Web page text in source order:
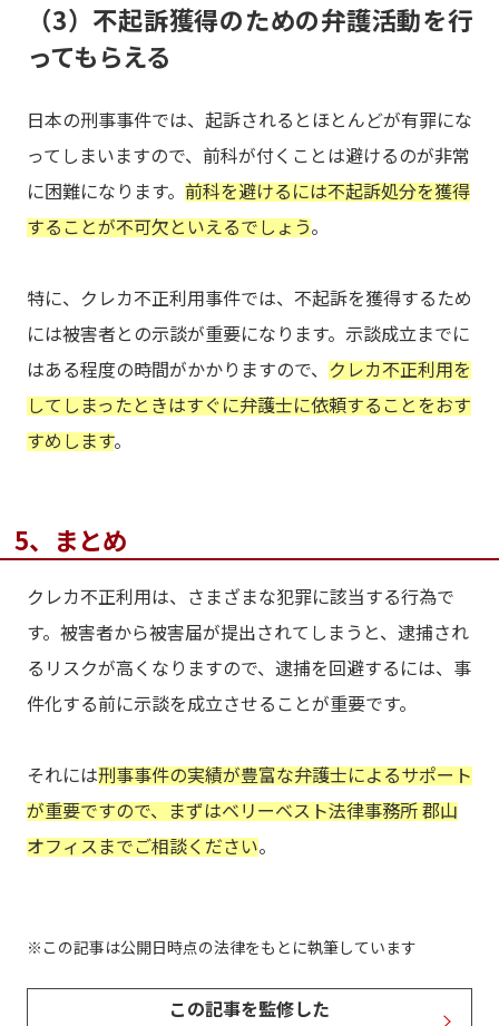
（3）不起訴獲得のための弁護活動を行
ってもらえる
日本の刑事事件では、起訴されるとほとんどが有罪にな
ってしまいますので、前科が付くことは避けるのが非常
に困難になります。 前科を避けるには不起訴処分を獲得
することが不可欠といえるでしょう。
特に、クレカ不正利用事件では、不起訴を獲得するため
には被害者との示談が重要になります。示談成立までに
はある程度の時間がかかりますので、 クレカ不正利用を
してしまったときはすぐに弁護士に依頼することをおす
すめします。
5、まとめ
クレカ不正利用は、さまざまな犯罪に該当する行為で
す。被害者から被害届が提出されてしまうと、逮捕され
るリスクが高くなりますので、逮捕を回避するには、事
件化する前に示談を成立させることが重要です。
それには刑事事件の実績が豊富な弁護士によるサポート
が重要ですので、まずはベリーベスト法律事務所 郡山
オフィスまでご相談ください。
この記事は公開日時点の法律をもとに執筆しています
この記事を監修した